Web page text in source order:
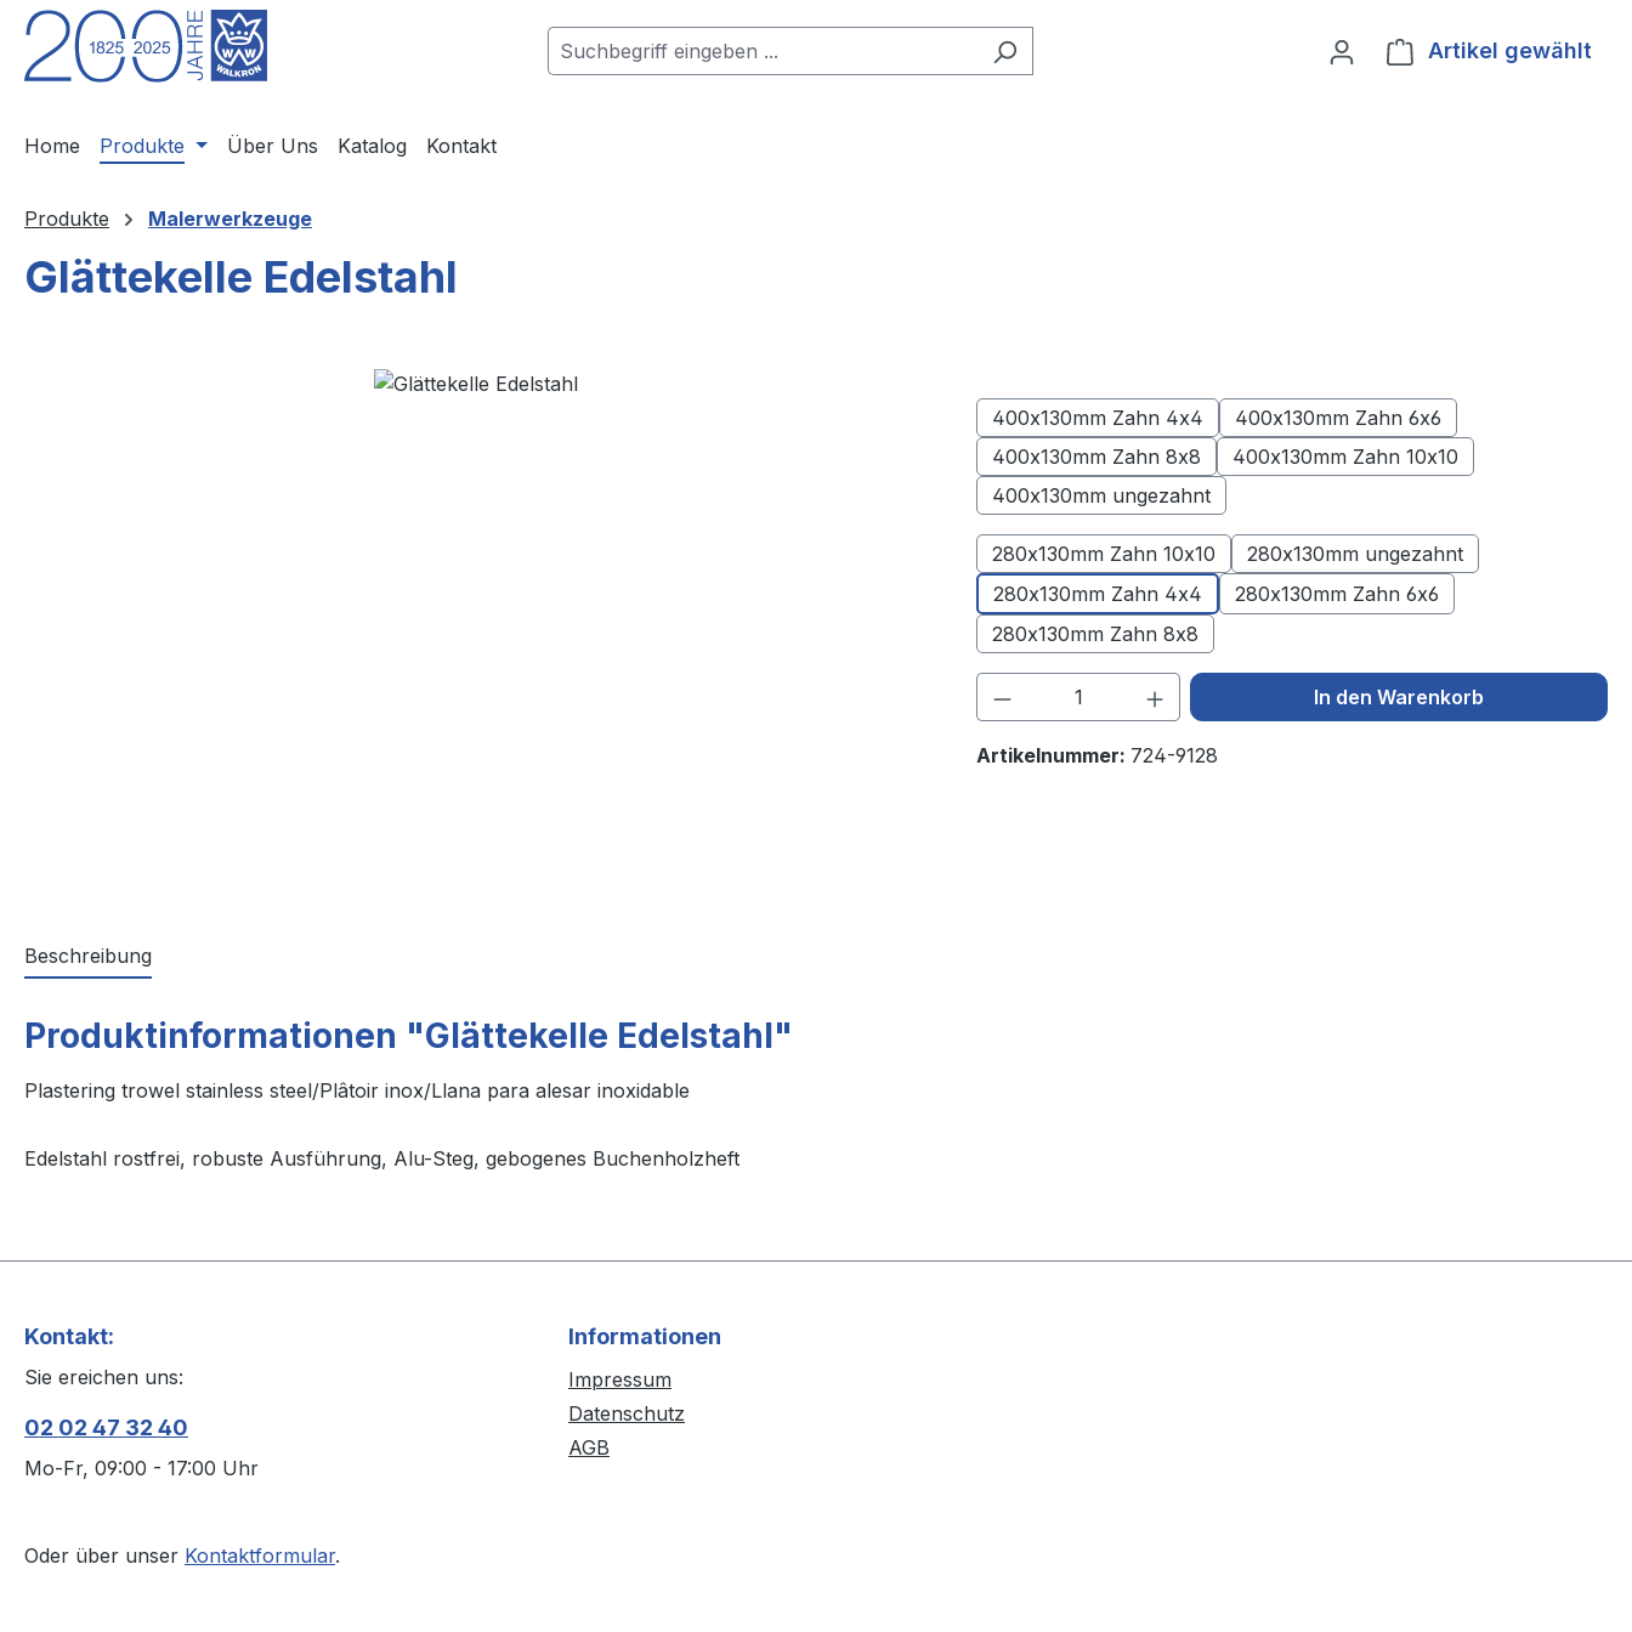
Hauptinhalt springen
Zur Suche springen
Zur Hauptnavigation springen
Artikel gewählt
Home Produkte Über Uns Katalog Kontakt
Produkte Malerwerkzeuge
Glättekelle Edelstahl
400x130mm Zahn 4x4
(Diese Option ist zurzeit nicht verfügbar.)
400x130mm Zahn 6x6
(Diese Option ist zurzeit nicht
400x130mm Zahn 8x8
(Diese Option ist zurzeit nicht verfügbar.)
400x130mm Zahn 10x10
(Diese Option ist zurzeit nicht
400x130mm ungezahnt
(Diese Option ist zurzeit nicht verfügbar.)
280x130mm Zahn 10x10
280x130mm ungezahnt
280x130mm Zahn 4x4
280x130mm Zahn 6x6
280x130mm Zahn 8x8
Produkt Anzahl: Gib den gewünschten Wert
In den Warenkorb
Artikelnummer: 724-9128
Beschreibung
Produktinformationen "Glättekelle Edelstahl"
Plastering trowel stainless steel/Plâtoir inox/Llana para alesar inoxidable
Edelstahl rostfrei, robuste Ausführung, Alu-Steg, gebogenes Buchenholzheft
Kontakt:
Sie ereichen uns:
02 02 47 32 40
Mo-Fr, 09:00 - 17:00 Uhr
Oder über unser Kontaktformular.
Informationen
Impressum
Datenschutz
AGB